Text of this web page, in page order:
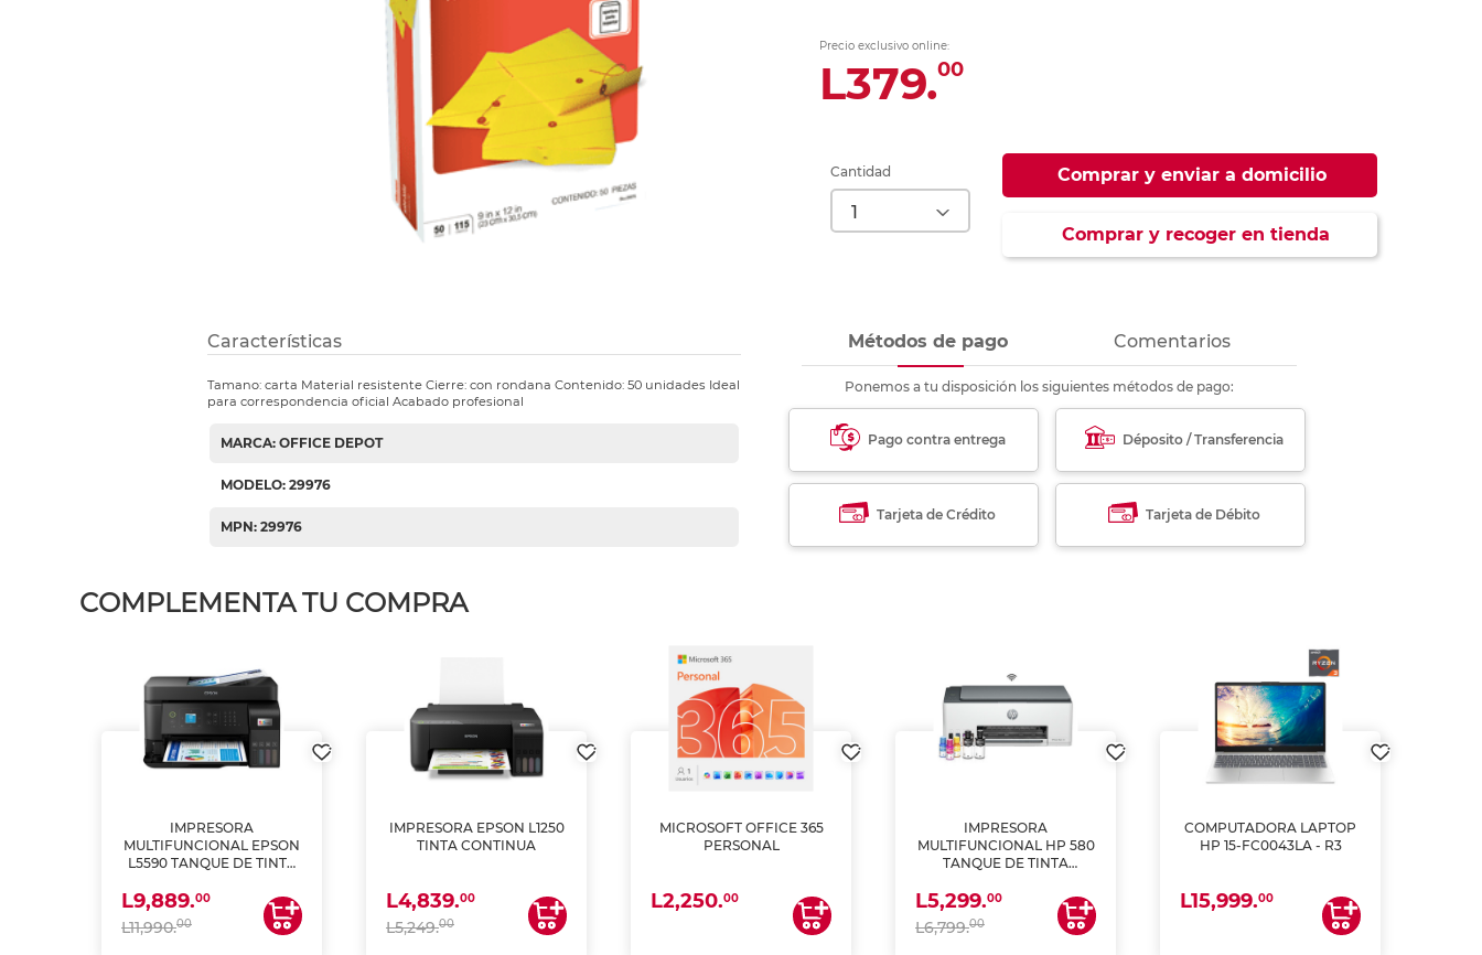
Refuerzos para carpeta
Ver más
Precio exclusivo online:
L379.00
Cantidad Comprar y enviar a domicilio
Comprar y recoger en tienda
Características
Tamano: carta Material resistente Cierre: con rondana Contenido: 50 unidades Ideal
para correspondencia oficial Acabado profesional
MARCA: OFFICE DEPOT
MODELO: 29976
MPN: 29976
Métodos de pago Comentarios
Ponemos a tu disposición los siguientes métodos de pago:
Pago contra entrega Déposito / Transferencia
Tarjeta de Crédito Tarjeta de Débito
COMPLEMENTA TU COMPRA
IMPRESORA
MULTIFUNCIONAL EPSON
L5590 TANQUE DE TINTA
ESCANEA)
L9,889.00
L11,990.00
IMPRESORA EPSON L1250
TINTA CONTINUA
L4,839.00
L5,249.00
MICROSOFT OFFICE 365
PERSONAL
L2,250.00
IMPRESORA
MULTIFUNCIONAL HP 580
TANQUE DE TINTA
ESCANEA)
L5,299.00
L6,799.00
COMPUTADORA LAPTOP
HP 15-FC0043LA - R3
L15,999.00